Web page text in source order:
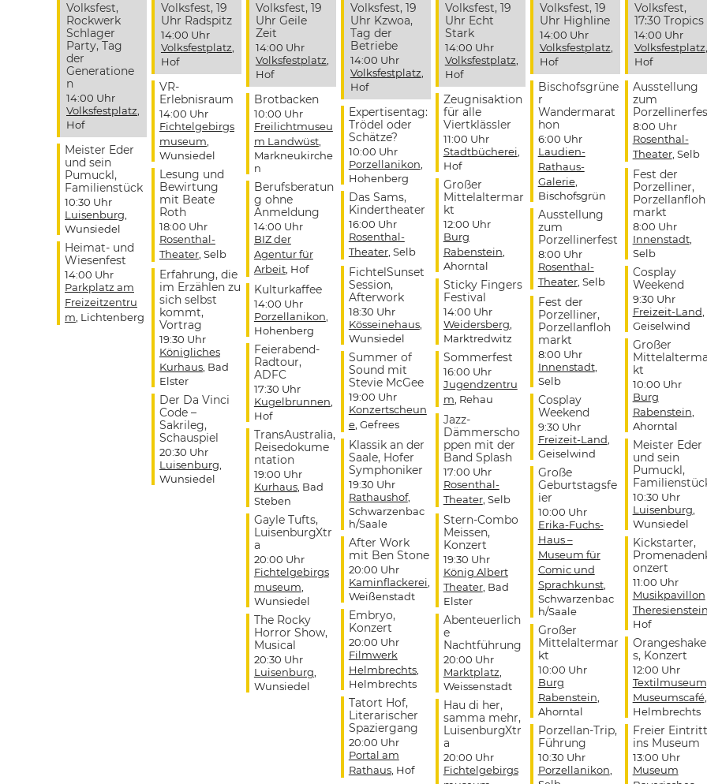
Volksfest,
Rockwerk
Schlager
Party, Tag
der
Generatione
n
14:00 Uhr
Volksfestplatz,
Hof
Meister Eder
und sein
Pumuckl,
Familienstück
10:30 Uhr
Luisenburg,
Wunsiedel
Heimat- und
Wiesenfest
14:00 Uhr
Parkplatz am
Freizeitzentru
m, Lichtenberg
Volksfest, 19
Uhr Radspitz
14:00 Uhr
Volksfestplatz,
Hof
VR-
Erlebnisraum
14:00 Uhr
Fichtelgebirgs
museum,
Wunsiedel
Lesung und
Bewirtung
mit Beate
Roth
18:00 Uhr
Rosenthal-
Theater, Selb
Erfahrung, die
im Erzählen zu
sich selbst
kommt,
Vortrag
19:30 Uhr
Königliches
Kurhaus, Bad
Elster
Der Da Vinci
Code –
Sakrileg,
Schauspiel
20:30 Uhr
Luisenburg,
Wunsiedel
Volksfest, 19
Uhr Geile
Zeit
14:00 Uhr
Volksfestplatz,
Hof
Brotbacken
10:00 Uhr
Freilichtmuseu
m Landwüst,
Markneukirche
n
Berufsberatun
g ohne
Anmeldung
14:00 Uhr
BIZ der
Agentur für
Arbeit, Hof
Kulturkaffee
14:00 Uhr
Porzellanikon,
Hohenberg
Feierabend-
Radtour,
ADFC
17:30 Uhr
Kugelbrunnen,
Hof
TransAustralia,
Reisedokume
ntation
19:00 Uhr
Kurhaus, Bad
Steben
Gayle Tufts,
LuisenburgXtr
a
20:00 Uhr
Fichtelgebirgs
museum,
Wunsiedel
The Rocky
Horror Show,
Musical
20:30 Uhr
Luisenburg,
Wunsiedel
Volksfest, 19
Uhr Kzwoa,
Tag der
Betriebe
14:00 Uhr
Volksfestplatz,
Hof
Expertisentag:
Trödel oder
Schätze?
10:00 Uhr
Porzellanikon,
Hohenberg
Das Sams,
Kindertheater
16:00 Uhr
Rosenthal-
Theater, Selb
FichtelSunset
Session,
Afterwork
18:30 Uhr
Kösseinehaus,
Wunsiedel
Summer of
Sound mit
Stevie McGee
19:00 Uhr
Konzertscheun
e, Gefrees
Klassik an der
Saale, Hofer
Symphoniker
19:30 Uhr
Rathaushof,
Schwarzenbac
h/Saale
After Work
mit Ben Stone
20:00 Uhr
Kaminflackerei,
Weißenstadt
Embryo,
Konzert
20:00 Uhr
Filmwerk
Helmbrechts,
Helmbrechts
Tatort Hof,
Literarischer
Spaziergang
20:00 Uhr
Portal am
Rathaus, Hof
Volksfest, 19
Uhr Echt
Stark
14:00 Uhr
Volksfestplatz,
Hof
Zeugnisaktion
für alle
Viertklässler
11:00 Uhr
Stadtbücherei,
Hof
Großer
Mittelaltermar
kt
12:00 Uhr
Burg
Rabenstein,
Ahorntal
Sticky Fingers
Festival
14:00 Uhr
Weidersberg,
Marktredwitz
Sommerfest
16:00 Uhr
Jugendzentru
m, Rehau
Jazz-
Dämmerscho
ppen mit der
Band Splash
17:00 Uhr
Rosenthal-
Theater, Selb
Stern-Combo
Meissen,
Konzert
19:30 Uhr
König Albert
Theater, Bad
Elster
Abenteuerlich
e
Nachtführung
20:00 Uhr
Marktplatz,
Weissenstadt
Hau di her,
samma mehr,
LuisenburgXtr
a
20:00 Uhr
Fichtelgebirgs
Volksfest, 19
Uhr Highline
14:00 Uhr
Volksfestplatz,
Hof
Bischofsgrüne
r
Wandermarat
hon
6:00 Uhr
Laudien-
Rathaus-
Galerie,
Bischofsgrün
Ausstellung
zum
Porzellinerfest
8:00 Uhr
Rosenthal-
Theater, Selb
Fest der
Porzelliner,
Porzellanfloh
markt
8:00 Uhr
Innenstadt,
Selb
Cosplay
Weekend
9:30 Uhr
Freizeit-Land,
Geiselwind
Große
Geburtstagsfe
ier
10:00 Uhr
Erika-Fuchs-
Haus –
Museum für
Comic und
Sprachkunst,
Schwarzenbac
h/Saale
Großer
Mittelaltermar
kt
10:00 Uhr
Burg
Rabenstein,
Ahorntal
Porzellan-Trip,
Führung
10:30 Uhr
Porzellanikon,
Volksfest,
17:30 Tropics
14:00 Uhr
Volksfestplatz,
Hof
Ausstellung
zum
8:00 Uhr
Rosenthal-
Theater, Selb
Fest der
Porzelliner,
Porzellanfloh
markt
8:00 Uhr
Innenstadt,
Selb
Cosplay
Weekend
9:30 Uhr
Freizeit-Land,
Geiselwind
Großer
kt
10:00 Uhr
Burg
Rabenstein,
Ahorntal
Meister Eder
und sein
Pumuckl,
10:30 Uhr
Luisenburg,
Wunsiedel
Kickstarter,
onzert
11:00 Uhr
Musikpavillon
Hof
s, Konzert
12:00 Uhr
Museumscafé,
Helmbrechts
Freier Eintritt
ins Museum
13:00 Uhr
Museum